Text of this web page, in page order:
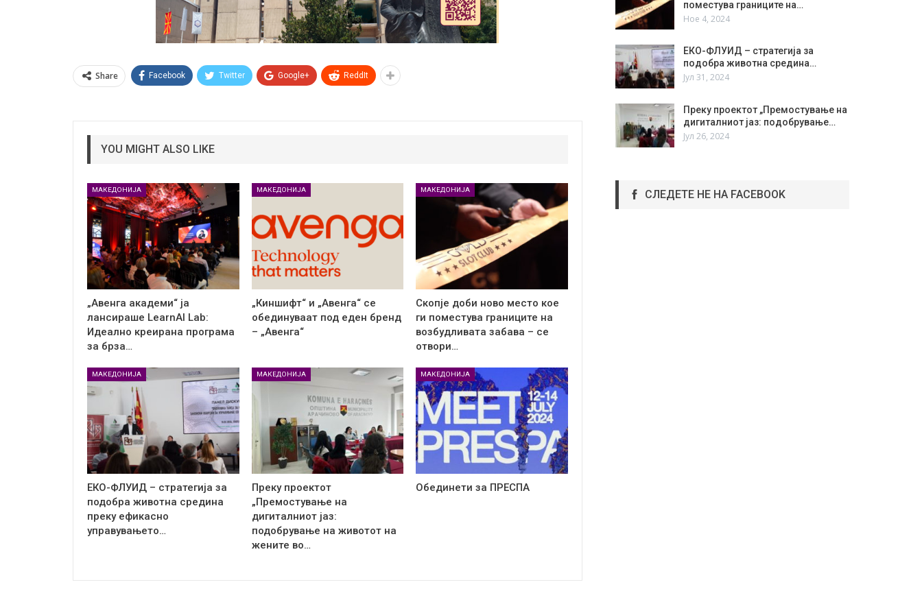
Share Facebook Twitter Google+ ReddIt
YOU MIGHT ALSO LIKE
МАКЕДОНИЈА
„Авенга академи“ ја
лансираше LearnAI Lab:
Идеално креирана програма
за брза…
МАКЕДОНИЈА
„Киншифт“ и „Авенга“ се
обединуваат под еден бренд
– „Авенга“
МАКЕДОНИЈА
Скопје доби ново место кое
ги поместува границите на
возбудливата забава – се
отвори…
МАКЕДОНИЈА
ЕКО-ФЛУИД – стратегија за
подобра животна средина
преку ефикасно
управувањето…
МАКЕДОНИЈА
Преку проектот
„Премостување на
дигиталниот јаз:
подобрување на животот на
жените во…
МАКЕДОНИЈА
Обединети за ПРЕСПА
поместува границите на…
Ное 4, 2024
ЕКО-ФЛУИД – стратегија за
подобра животна средина…
Јул 31, 2024
Преку проектот „Премостување на
дигиталниот јаз: подобрување…
Јул 26, 2024
СЛЕДЕТЕ НЕ НА FACEBOOK